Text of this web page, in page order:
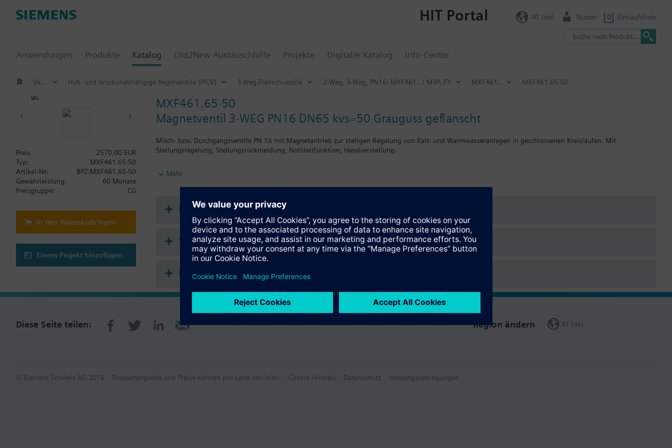
Anwendungen Produkte Katalog Old2New Austauschhilfe Projekte Digitaler Katalog Info-Center
HIT Portal AT (de) Nutzer 0 Einkaufsliste
Ventile und Stellantriebe Hub- und druckunabhängige Regelventile (PICV) 3-Weg-Flanschventile 2-Weg, 3-Weg, PN16: MXF461.. / M3P..FY MXF461.. MXF461.65-50
MXF461.65-50
Magnetventil 3-WEG PN16 DN65 kvs=50 Grauguss geflanscht
Misch- bzw. Durchgangsventile PN 16 mit Magnetantrieb zur stetigen Regelung von Kalt- und Warmwasseranlagen in geschlossenen Kreisläufen. Mit
Stellungsregelung, Stellungsrückmeldung, Notstellfunktion, Handverstellung.
Weitere Informationen
Beim Einsatz als Durchgangsventil ist Eingang B (2) durch den Blindflansch Z155/.. zu verschliessen.
MXF461..P Ventile für mineralölhaltige Medien (Datenblatt N4455)
Das Ventil darf nur als Misch- oder Durchgangsventil, nicht als Verteilventil eingesetzt werden.
Mehr
Preis
2570,00 EUR
Typ:
MXF461.65-50
Artikel-Nr.:
BPZ:MXF461.65-50
Gewährleistung:
60 Monate
Preisgruppe:
CG
In den Warenkorb legen
Einem Projekt hinzufügen
Dokumente
Technische Daten
Mehrfach wählbares Zubehör
Diese Seite teilen: Region ändern AT (de)
© Siemens Schweiz AG 2016 Produktangebot und Preise können pro Land variieren. Cookie Hinweis Datenschutz Nutzungsbedingungen